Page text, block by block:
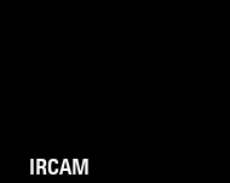
IRCAM